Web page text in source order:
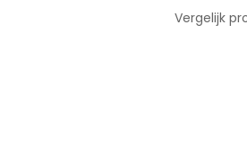
Vergelijk